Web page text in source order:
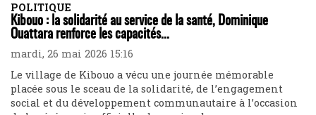
POLITIQUE
Kibouo : la solidarité au service de la santé, Dominique
Ouattara renforce les capacités...
mardi, 26 mai 2026 15:16
Le village de Kibouo a vécu une journée mémorable
placée sous le sceau de la solidarité, de l’engagement
social et du développement communautaire à l’occasion